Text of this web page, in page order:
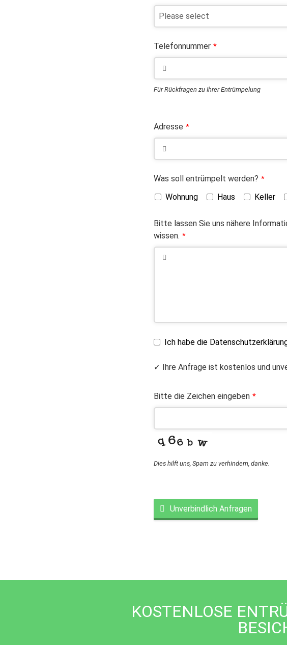
Telefonnummer *
Für Rückfragen zu Ihrer Entrümpelung
Adresse *
Was soll entrümpelt werden? *
Wohnung Haus Keller
Bitte lassen Sie uns nähere
wissen. *
Ich habe die
✓ Ihre Anfrage ist kostenlos und
Bitte die Zeichen eingeben *
Dies hilft uns, Spam zu verhindern, danke.
Unverbindlich Anfragen
left
KOSTENLOSE